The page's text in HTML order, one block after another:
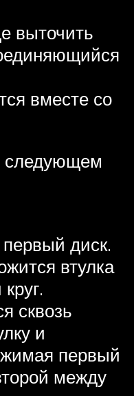
выточить
вместе со
следующем
диск.
втулка
сквозь
и
первый
между